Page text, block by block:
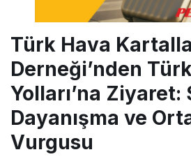
Türk Hava
Derneği’nden
Yolları’na Ziyaret:
Dayanışma ve
Vurgusu